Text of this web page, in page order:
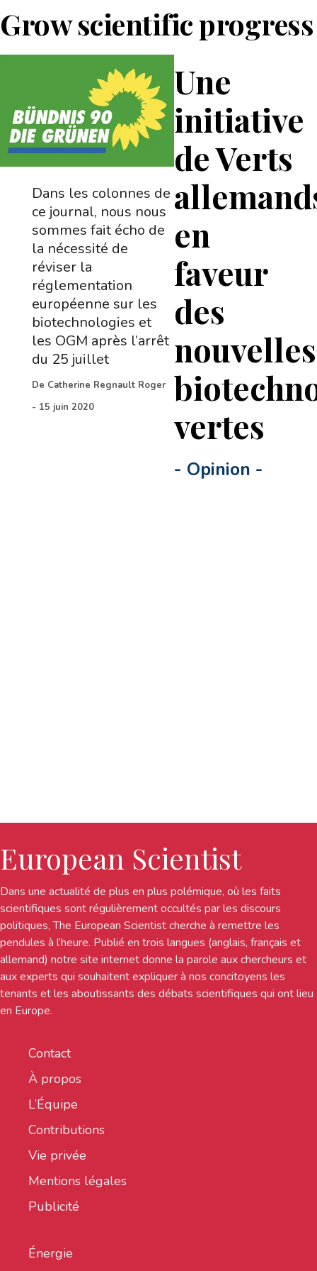
Grow scientific progress
Une
initiative
de Verts
en
faveur
des
nouvelles
vertes
- Opinion -
Dans les colonnes de
ce journal, nous nous
sommes fait écho de
la nécessité de
réviser la
réglementation
européenne sur les
biotechnologies et
les OGM après l’arrêt
du 25 juillet
De Catherine Regnault Roger
- 15 juin 2020
European Scientist
Dans une actualité de plus en plus polémique, où les faits
scientifiques sont régulièrement occultés par les discours
politiques, The European Scientist cherche à remettre les
pendules à l’heure. Publié en trois langues (anglais, français et
allemand) notre site internet donne la parole aux chercheurs et
aux experts qui souhaitent expliquer à nos concitoyens les
tenants et les aboutissants des débats scientifiques qui ont lieu
en Europe.
Contact
À propos
L’Équipe
Contributions
Vie privée
Mentions légales
Publicité
Énergie